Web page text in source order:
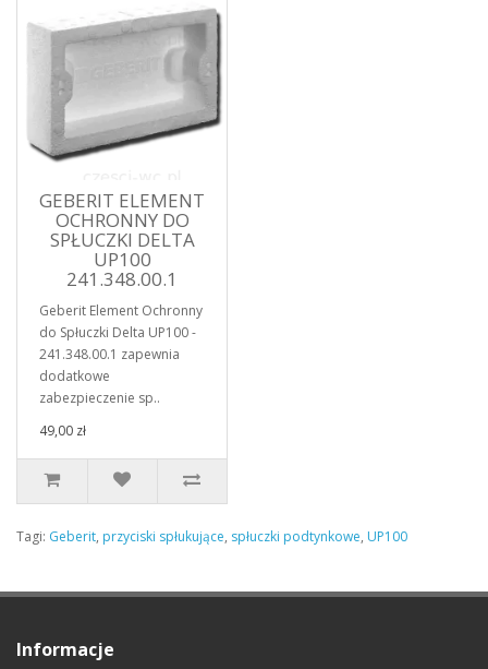
GEBERIT ELEMENT
OCHRONNY DO
SPŁUCZKI DELTA
UP100
241.348.00.1
Geberit Element Ochronny
do Spłuczki Delta UP100 -
241.348.00.1 zapewnia
dodatkowe
zabezpieczenie sp..
49,00 zł
Tagi: Geberit, przyciski spłukujące, spłuczki podtynkowe, UP100
Informacje